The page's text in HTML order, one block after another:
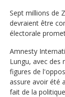
Sept millions de
devraient être
électorale
Amnesty
Lungu, avec des
figures de
assure avoir été
fait de la